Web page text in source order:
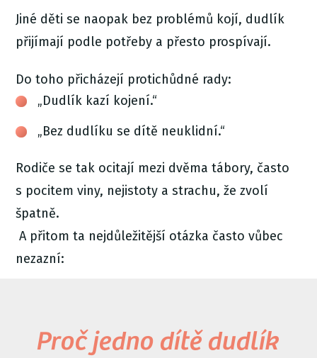
Jiné děti se naopak bez problémů kojí, dudlík
přijímají podle potřeby a přesto prospívají.
Do toho přicházejí protichůdné rady:
„Dudlík kazí kojení.“
„Bez dudlíku se dítě neuklidní.“
Rodiče se tak ocitají mezi dvěma tábory, často
s pocitem viny, nejistoty a strachu, že zvolí
špatně.
A přitom ta nejdůležitější otázka často vůbec
nezazní:
Proč jedno dítě dudlík